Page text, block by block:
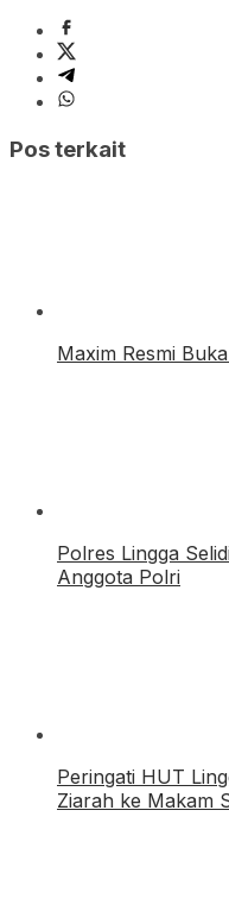
Pos terkait
Maxim Resmi
Polres Lingga
Anggota Polri
Peringati HUT
Ziarah ke Makam